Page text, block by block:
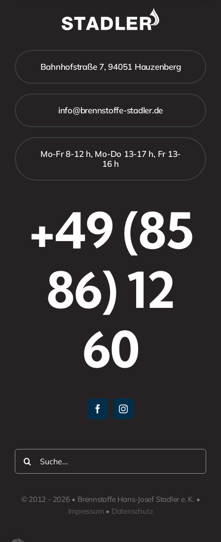
Bahnhofstraße 7, 94051 Hauzenberg
info@brennstoffe-stadler.de
Mo-Fr 8-12 h, Mo-Do 13-17 h, Fr 13-
16 h
+49 (85
86) 12
60
Suche
nach:
© 2012 - 2026 • Brennstoffe Hans-Josef Stadler e. K. •
Impressum • Datenschutz